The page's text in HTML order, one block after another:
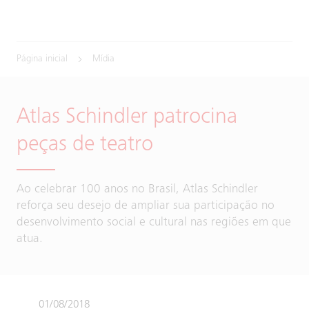
Página inicial Mídia
Atlas Schindler patrocina
peças de teatro
Ao celebrar 100 anos no Brasil, Atlas Schindler
reforça seu desejo de ampliar sua participação no
desenvolvimento social e cultural nas regiões em que
atua.
01/08/2018